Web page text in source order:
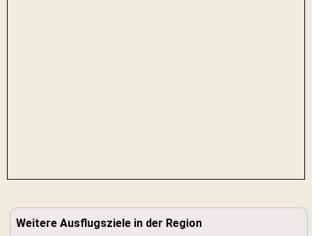
Weitere Ausflugsziele in der Region